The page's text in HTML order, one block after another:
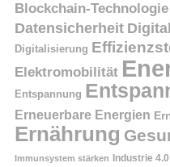
Blockchain-Technologie
Datensicherheit
Digitalisierung
Elektromobilität
Entspannung
Erneuerbare Energien
Ernährung
Immunsystem stärken Industrie 4.0